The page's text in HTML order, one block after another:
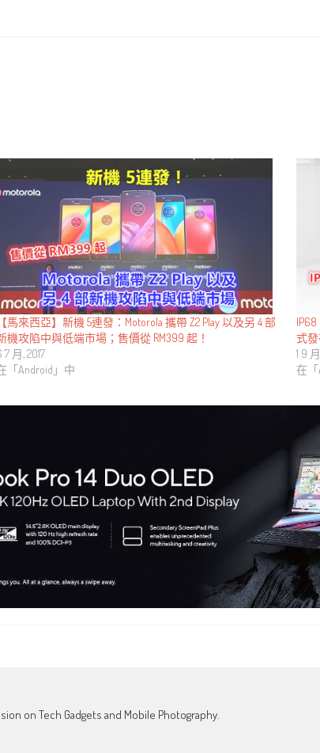
【馬來西亞】新機 5連發：Motorola 攜帶 Z2 Play 以及另 4 部
機攻陷中與低端市場；售價從 RM399 起！
7 月, 2017
「Android」中
式發
1 9
在
on Tech Gadgets and Mobile Photography.